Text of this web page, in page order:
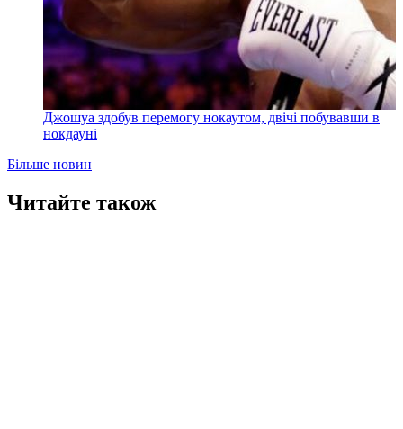
Джошуа здобув перемогу нокаутом, двічі побувавши в
нокдауні
Більше новин
Читайте також